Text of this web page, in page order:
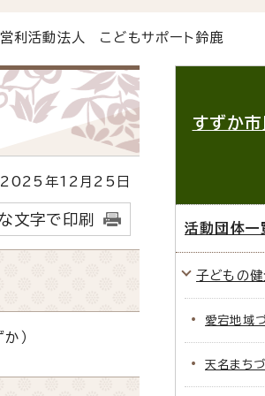
利活動法人 こどもサポート鈴鹿
年12月25日
文字で印刷
）
すずか
活動団体一
子どもの
愛宕地域
天名まち